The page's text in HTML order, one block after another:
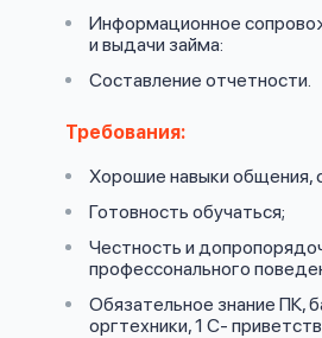
Информационное
и выдачи займа:
Составление отчетности.
Требования:
Хорошие навыки общения,
Готовность обучаться;
Честность и
профессонального
Обязательное знание ПК,
оргтехники, 1 С-
номером